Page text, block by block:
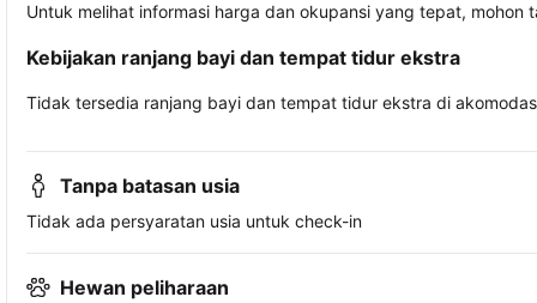
Untuk melihat informasi harga dan okupansi yang tepat,
Kebijakan ranjang bayi dan tempat tidur ekstra
Tidak tersedia ranjang bayi dan tempat tidur ekstra di
Tanpa batasan usia
Tidak ada persyaratan usia untuk check-in
Hewan peliharaan